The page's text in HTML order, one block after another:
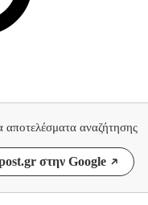
αποτελέσματα αναζήτησης
στην Google